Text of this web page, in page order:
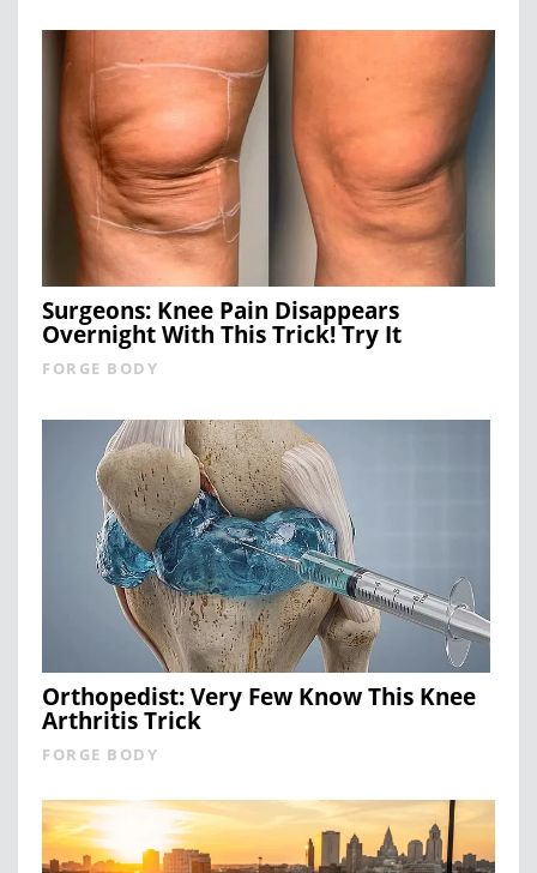
Surgeons: Knee Pain Disappears
Overnight With This Trick! Try It
FORGE BODY
Orthopedist: Very Few Know This Knee
Arthritis Trick
FORGE BODY